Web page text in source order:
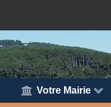
Votre Mairie